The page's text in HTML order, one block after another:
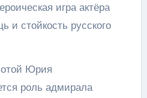
игра актёра
и стойкость русского
Юрия
роль адмирала